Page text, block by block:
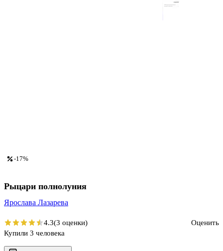
-17%
Рыцари полнолуния
Ярослава Лазарева
4.3(3 оценки)
Оценить
Купили 3 человека